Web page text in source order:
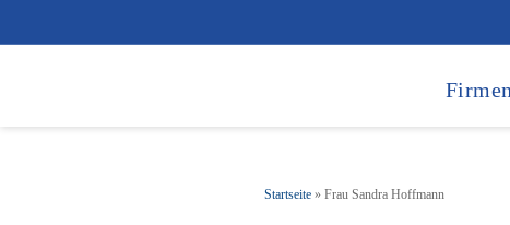
Startseite » Frau Sandra Hoffmann